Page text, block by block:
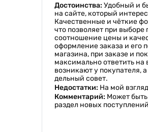
Достоинства: Удобный и
на сайте, который
Качественные и чёткие
что позволяет при выборе
соотношение цены и
оформление заказа и его
магазина, при заказе и
максимально ответить на
возникают у покупателя,
дельный совет.
Недостатки: На мой
Комментарий: Может
раздел новых